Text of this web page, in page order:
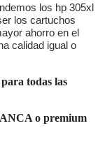
los hp 305xl
los cartuchos
ahorro en el
calidad igual o
todas las
o premium